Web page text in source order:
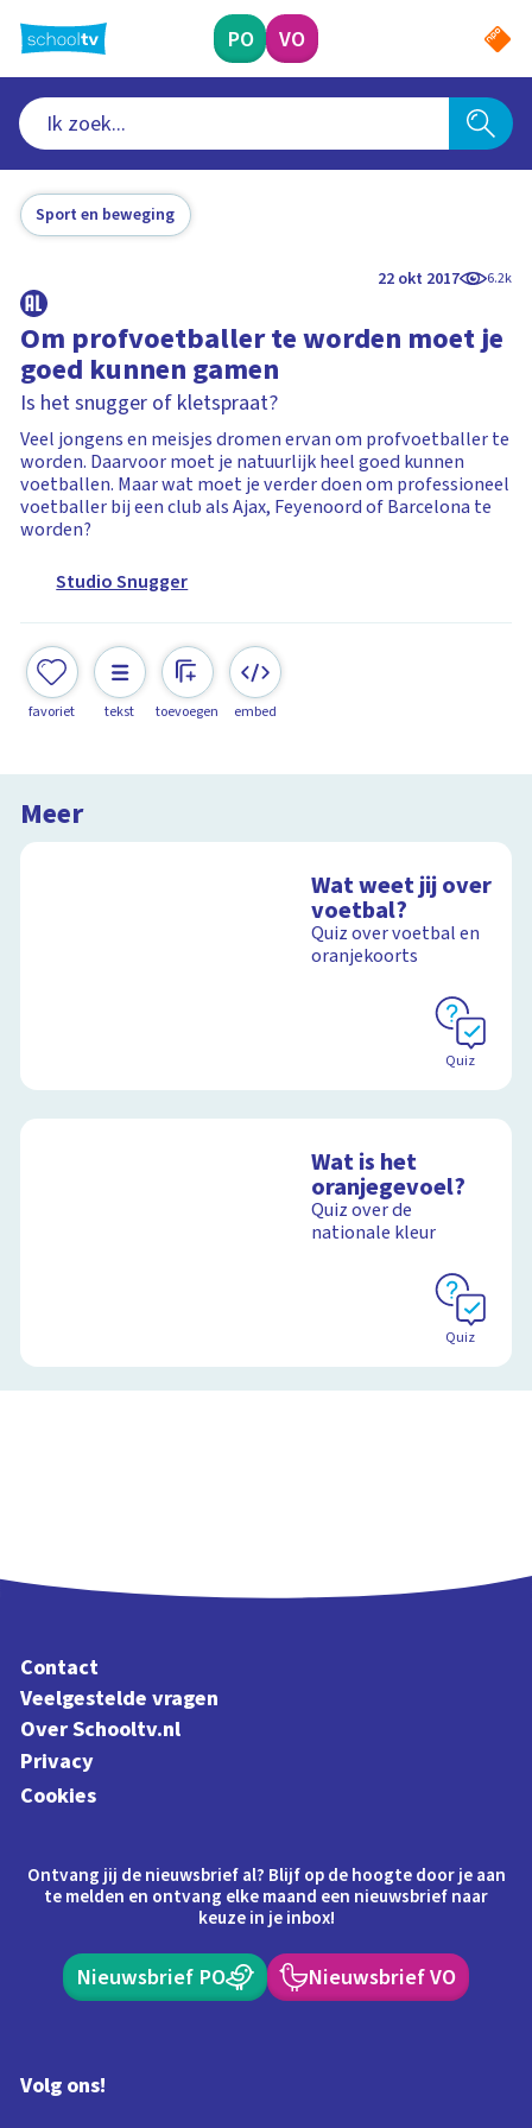
naar
hoofdinhoud
PO VO
Sport en beweging
22 okt 2017 6.2k
Om profvoetballer te worden moet je
goed kunnen gamen
Is het snugger of kletspraat?
Veel jongens en meisjes dromen ervan om profvoetballer te
worden. Daarvoor moet je natuurlijk heel goed kunnen
voetballen. Maar wat moet je verder doen om professioneel
voetballer bij een club als Ajax, Feyenoord of Barcelona te
worden?
Studio Snugger
favoriet tekst toevoegen embed
Meer
Wat weet jij over
voetbal?
Quiz over voetbal en
oranjekoorts
Quiz
Wat is het
oranjegevoel?
Quiz over de
nationale kleur
Quiz
Contact
Veelgestelde vragen
Over Schooltv.nl
Privacy
Cookies
Ontvang jij de nieuwsbrief al? Blijf op de hoogte door je aan
te melden en ontvang elke maand een nieuwsbrief naar
keuze in je inbox!
Nieuwsbrief PO Nieuwsbrief VO
Volg ons!